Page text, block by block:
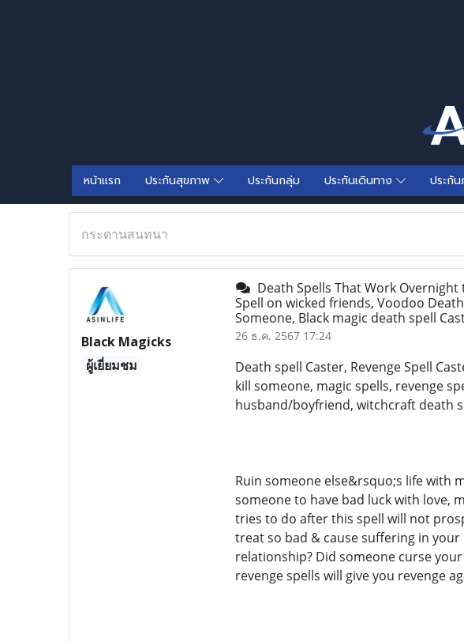
หน้าแรก ประกันสุขภาพ ประกันกลุ่ม ประกันเดินทาง ประกั
กระดานสนทนา
Black Magicks
ผู้เยี่ยมชม
Death Spells That Work
Spell on wicked friends, Voodoo
Someone, Black magic death spell
26 ธ.ค. 2567 17:24
Death spell Caster, Revenge Spell
kill someone, magic spells, revenge
husband/boyfriend, witchcraft death
Ruin someone else&rsquo;s life with
someone to have bad luck with love,
tries to do after this spell will not
treat so bad & cause suffering in
relationship? Did someone curse
revenge spells will give you revenge